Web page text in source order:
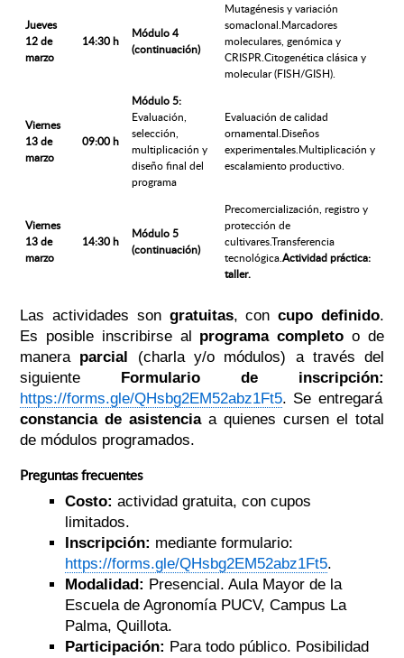
Jueves
12 de
marzo
14:30 h
Módulo 4
(continuación)
Mutagénesis y variación
somaclonal.Marcadores
moleculares, genómica y
CRISPR.Citogenética clásica y
molecular (FISH/GISH).
Viernes
13 de
marzo
09:00 h
Módulo 5:
Evaluación,
selección,
multiplicación y
diseño final del
programa
Evaluación de calidad
ornamental.Diseños
experimentales.Multiplicación y
escalamiento productivo.
Viernes
13 de
marzo
14:30 h
Módulo 5
(continuación)
Precomercialización, registro y
protección de
cultivares.Transferencia
tecnológica.Actividad práctica:
taller.
Las actividades son gratuitas, concupo definido.
Es posible inscribirse al programa completo o de
manera parcial
(charla y/o módulos) a través del
siguiente
Formulario de inscripción:
https://forms.gle/QHsbg2EM52abz1Ft5. Se entregará
constancia de asistenciaa quienes cursen el total
de módulos programados.
Preguntas frecuentes
Costo: actividad gratuita, con cupos
limitados.
Inscripción: mediante formulario:
https://forms.gle/QHsbg2EM52abz1Ft5.
Modalidad: Presencial. Aula Mayor de la
Escuela de Agronomía PUCV, Campus La
Palma, Quillota.
Participación: Para todo público. Posibilidad